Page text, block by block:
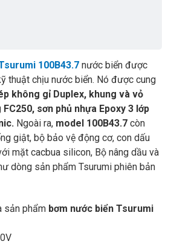
100B43.7 nước biển được
thuật chịu nước biển. Nó được cung
không gỉ Duplex, khung và vỏ
sơn phủ nhựa Epoxy 3 lớp
Ngoài ra, model 100B43.7 còn
giật, bộ bảo vệ động cơ, con dấu
mặt cacbua silicon, Bộ nâng dầu và
dòng sản phẩm Tsurumi phiên bản
sản phẩm bơm nước biển Tsurumi